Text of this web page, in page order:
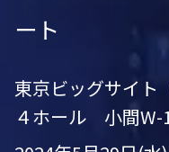
ート
東京ビッグサイト
４ホール 小間W-